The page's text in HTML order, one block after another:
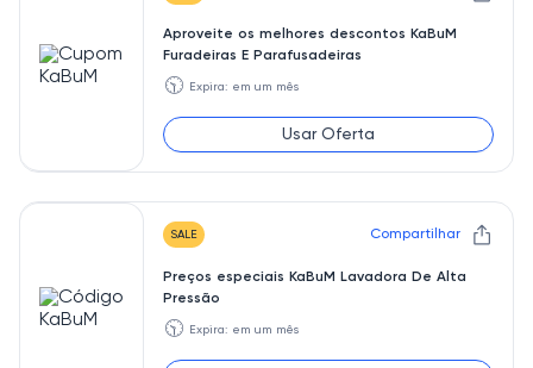
Aproveite os melhores descontos KaBuM
Furadeiras E Parafusadeiras
🕥 Expira: em um mês
Usar Oferta
SALE Compartilhar
Preços especiais KaBuM Lavadora De Alta
Pressão
🕥 Expira: em um mês